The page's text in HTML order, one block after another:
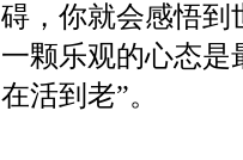
碍，你就会感悟到
一颗乐观的心态是
在活到老”。